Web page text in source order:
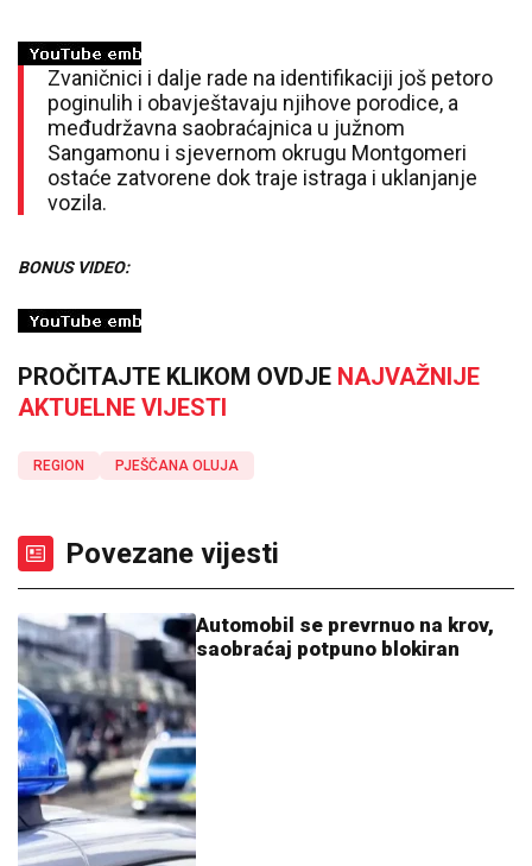
Zvaničnici i dalje rade na identifikaciji još petoro
poginulih i obavještavaju njihove porodice, a
međudržavna saobraćajnica u južnom
Sangamonu i sjevernom okrugu Montgomeri
ostaće zatvorene dok traje istraga i uklanjanje
vozila.
BONUS VIDEO:
PROČITAJTE KLIKOM OVDJE NAJVAŽNIJE
AKTUELNE VIJESTI
REGION PJEŠČANA OLUJA
Povezane vijesti
Automobil se prevrnuo na krov,
saobraćaj potpuno blokiran